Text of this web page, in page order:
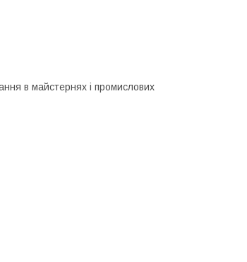
в майстернях і промислових